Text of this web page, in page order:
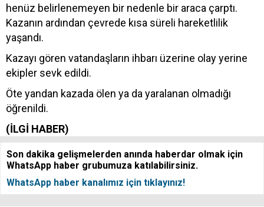
henüz belirlenemeyen bir nedenle bir araca çarptı.
Kazanın ardından çevrede kısa süreli hareketlilik
yaşandı.
Kazayı gören vatandaşların ihbarı üzerine olay yerine
ekipler sevk edildi.
Öte yandan kazada ölen ya da yaralanan olmadığı
öğrenildi.
(İLGİ HABER)
Son dakika gelişmelerden anında haberdar olmak için
WhatsApp haber grubumuza katılabilirsiniz.
WhatsApp haber kanalımız için tıklayınız!